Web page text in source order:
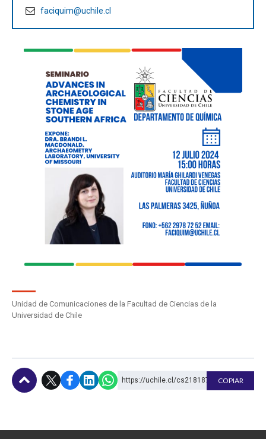
faciquim@uchile.cl
Unidad de Comunicaciones de la Facultad de Ciencias de la
Universidad de Chile
https://uchile.cl/cs218187 COPIAR